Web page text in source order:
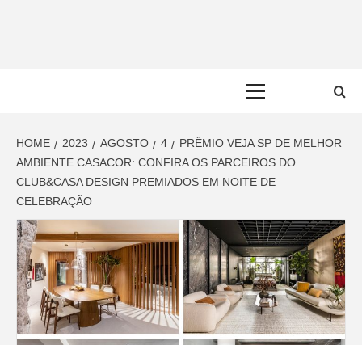
HOME 2023 AGOSTO 4
PRÊMIO VEJA SP DE MELHOR
AMBIENTE CASACOR: CONFIRA OS PARCEIROS DO
CLUB&CASA DESIGN PREMIADOS EM NOITE DE
CELEBRAÇÃO